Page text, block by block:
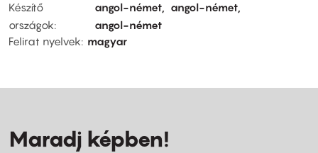
Készítő
országok
angol-német
angol-német
angol-német
Felirat nyelvek
magyar
Maradj képben!